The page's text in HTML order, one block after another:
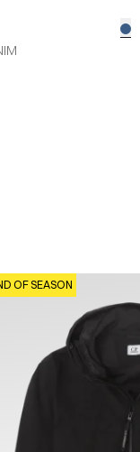
OF SEASON